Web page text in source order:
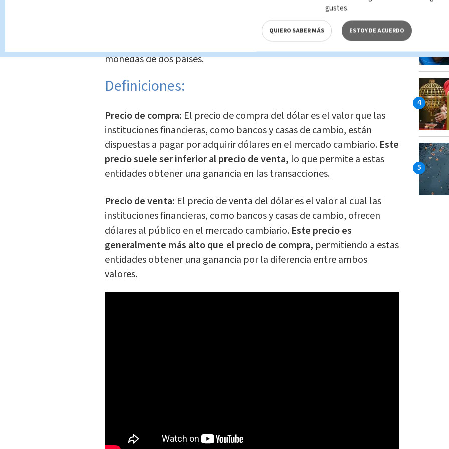
facilita la evaluación del impacto en la economía social.
relación directa que existe entre las
monedas de dos países.
Definiciones:
Precio de compra: El precio de compra del dólar es el valor que las
instituciones financieras, como bancos y casas de cambio, están
dispuestas a pagar por adquirir dólares en el mercado cambiario. Este
precio suele ser inferior al precio de venta, lo que permite a estas
entidades obtener una ganancia en las transacciones.
Precio de venta: El precio de venta del dólar es el valor al cual las
instituciones financieras, como bancos y casas de cambio, ofrecen
dólares al público en el mercado cambiario.Este precio es
generalmente más alto que el precio de compra, permitiendo a estas
entidades obtener una ganancia por la diferencia entre ambos
valores.
gustes.
QUIERO SABER MÁS ESTOY DE ACUERDO